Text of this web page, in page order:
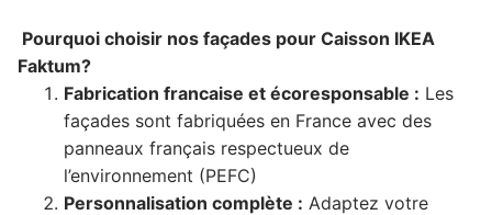
Pourquoi choisir nos façades pour Caisson IKEA
Faktum?
Fabrication francaise et écoresponsable : Les
façades sont fabriquées en France avec des
panneaux français respectueux de
l’environnement (PEFC)
Personnalisation complète : Adaptez votre